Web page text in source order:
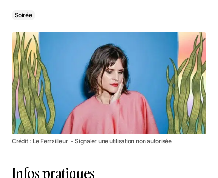
Soirée
Crédit : Le Ferrailleur － Signaler une utilisation non autorisée
Infos pratiques